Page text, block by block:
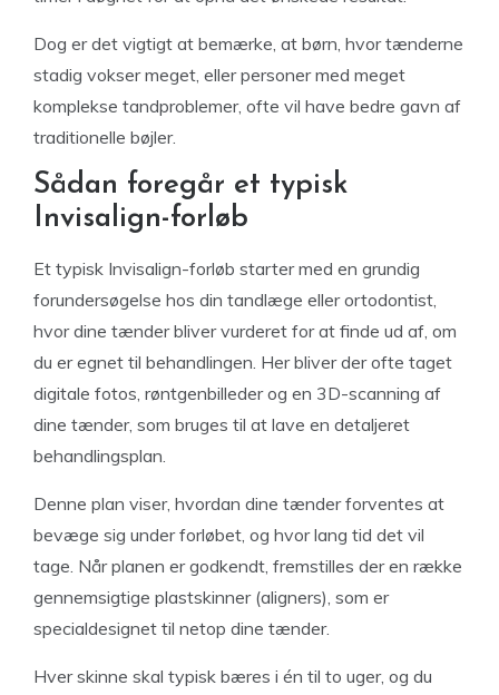
Dog er det vigtigt at bemærke, at børn, hvor tænderne
stadig vokser meget, eller personer med meget
komplekse tandproblemer, ofte vil have bedre gavn af
traditionelle bøjler.
Sådan foregår et typisk
Invisalign-forløb
Et typisk Invisalign-forløb starter med en grundig
forundersøgelse hos din tandlæge eller ortodontist,
hvor dine tænder bliver vurderet for at finde ud af, om
du er egnet til behandlingen. Her bliver der ofte taget
digitale fotos, røntgenbilleder og en 3D-scanning af
dine tænder, som bruges til at lave en detaljeret
behandlingsplan.
Denne plan viser, hvordan dine tænder forventes at
bevæge sig under forløbet, og hvor lang tid det vil
tage. Når planen er godkendt, fremstilles der en række
gennemsigtige plastskinner (aligners), som er
specialdesignet til netop dine tænder.
Hver skinne skal typisk bæres i én til to uger, og du